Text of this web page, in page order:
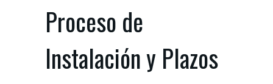
Proceso de
Instalación y Plazos